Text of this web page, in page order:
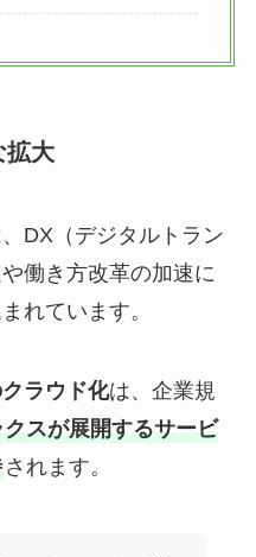
拡大
DX（デジタルトラン
働き方改革の加速に
れています。
ラウド化は、企業規
クスが展開するサービ
されます。